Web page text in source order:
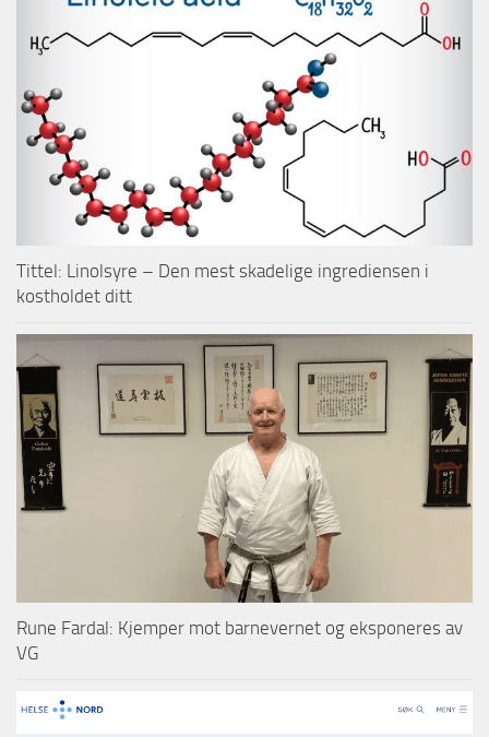
Tittel: Linolsyre – Den mest skadelige ingrediensen i
kostholdet ditt
Rune Fardal: Kjemper mot barnevernet og eksponeres av
VG